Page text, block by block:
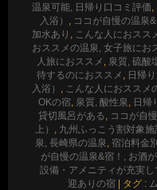
温泉可能, 日帰り口コミ評価
入浴）
ココが自慢の温泉
加水あり
こんな人におスス
おススメの温泉, 女子旅にお
人旅におススメ
泉質, 硫酸
待するのにおススメ
日帰
入浴）
こんな人におススメ
OKの宿 泉質, 酸性泉 日帰
貸切風呂がある
ココが自
上）
九州ふっこう割対象施
泉, 長崎県の温泉 宿泊料金
が自慢の温泉&宿！, お酒
設備・アメニティが充実し
迎ありの宿 | タグ :